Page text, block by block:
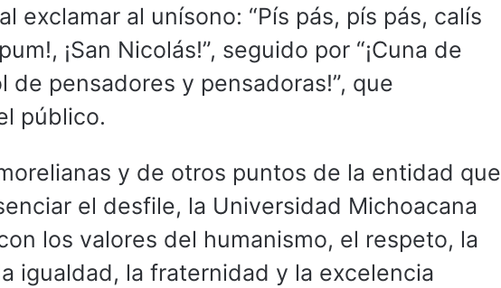
exclamar al unísono: “Pís pás, pís pás, calís
¡San Nicolás!”, seguido por “¡Cuna de
de pensadores y pensadoras!”, que
público.
y de otros puntos de la entidad que
el desfile, la Universidad Michoacana
los valores del humanismo, el respeto, la
igualdad, la fraternidad y la excelencia